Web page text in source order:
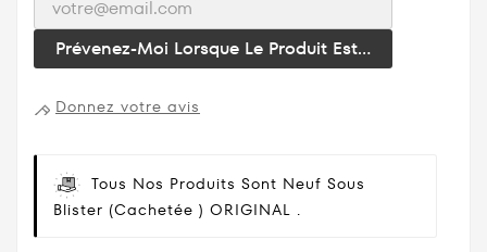
Prévenez-Moi Lorsque Le Produit Est...
Donnez votre avis
Tous Nos Produits Sont Neuf Sous
Blister (cachetée ) ORIGINAL .